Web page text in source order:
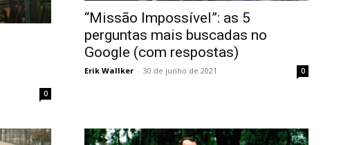
0
“Missão Impossível”: as 5
perguntas mais buscadas no
Google (com respostas)
Erik Wallker - 30 de junho de 2021 0